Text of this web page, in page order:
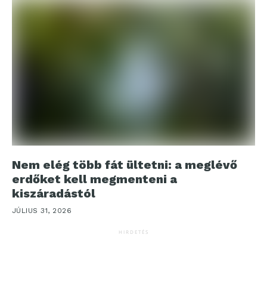
Nem elég több fát ültetni: a meglévő
erdőket kell megmenteni a
kiszáradástól
JÚLIUS 31, 2026
HIRDETÉS